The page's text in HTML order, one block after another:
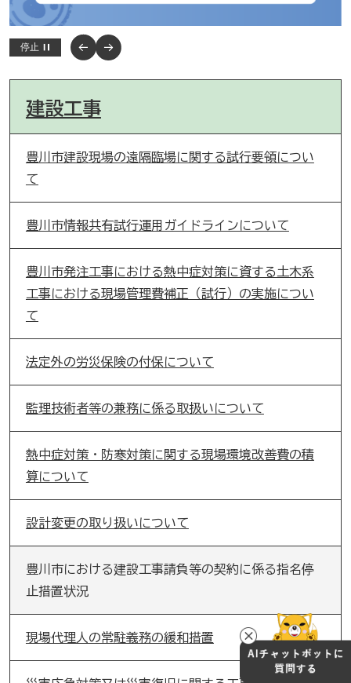
停止
建設工事
豊川市建設現場の遠隔臨場に関する試行要領につい
て
豊川市情報共有試行運用ガイドラインについて
豊川市発注工事における熱中症対策に資する土木系
工事における現場管理費補正（試行）の実施につい
て
法定外の労災保険の付保について
監理技術者等の兼務に係る取扱いについて
熱中症対策・防寒対策に関する現場環境改善費の積
算について
設計変更の取り扱いについて
豊川市における建設工事請負等の契約に係る指名停
止措置状況
現場代理人の常駐義務の緩和措置